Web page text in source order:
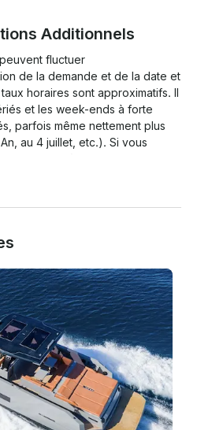
Additionnels
fluctuer
de la demande et de la date et
horaires sont approximatifs. Il
et les week-ends à forte
parfois même nettement plus
au 4 juillet, etc.). Si vous
formulaire de responsabilité en
Des frais supplémentaires
cadre d'une utilisation normale et